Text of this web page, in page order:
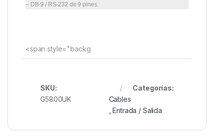
– DB-9 / RS-232 de 9 pines.
<span style="backg
SKU:
G5800UK
Categorías:
Cables
,Entrada / Salida